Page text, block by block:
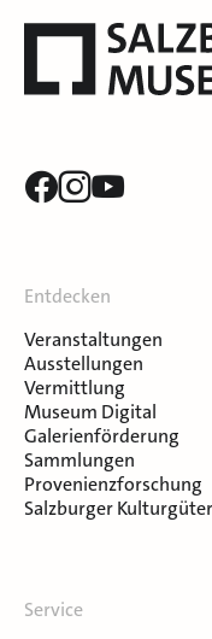
Entdecken
Veranstaltungen
Ausstellungen
Vermittlung
Museum Digital
Galerienförderung
Sammlungen
Provenienzforschung
Salzburger
Service